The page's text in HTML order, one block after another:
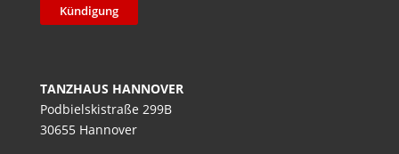
Kündigung
TANZHAUS HANNOVER
Podbielskistraße 299B
30655 Hannover